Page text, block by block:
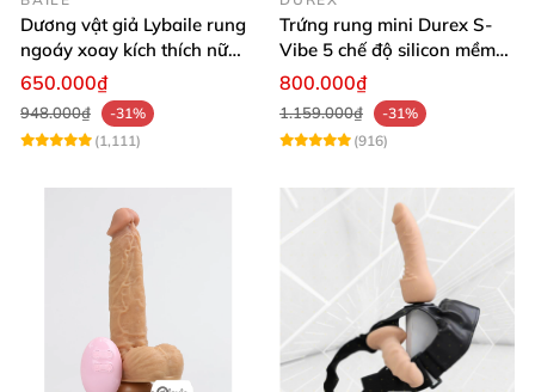
Dương vật giả Lybaile rung
ngoáy xoay kích thích nữ
thủ dâm
650.000₫
948.000₫
-31%
(1,111)
Trứng rung mini Durex S-
Vibe 5 chế độ silicon mềm
mịn cao cấp
800.000₫
1.159.000₫
-31%
(916)